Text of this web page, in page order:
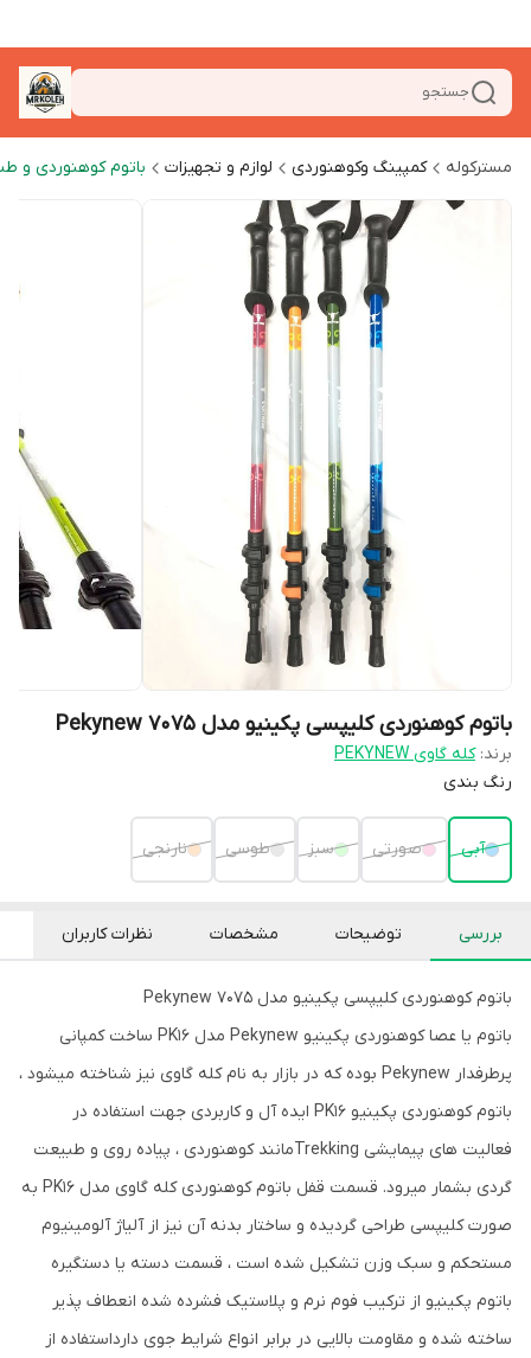
جستجو
مسترکوله کمپینگ وکوهنوردی لوازم و تجهیزات باتوم کوهنوردی و
باتوم کوهنوردی کلیپسی پکینیو مدل 7075 Pekynew
برند: کله گاوی PEKYNEW
رنگ بندی
آبی صورتی سبز طوسی نارنجی
بررسی توضیحات مشخصات نظرات کاربران
باتوم کوهنوردی کلیپسی پکینیو مدل 7075 Pekynew
باتوم یا عصا کوهنوردی پکینیو Pekynew مدل PK16 ساخت کمپانی
پرطرفدار Pekynew بوده که در بازار به نام کله گاوی نیز شناخته میشود ،
باتوم کوهنوردی پکینیو PK16 ایده آل و کاربردی جهت استفاده در
فعالیت های پیمایشی Trekkingمانند کوهنوردی ، پیاده روی و طبیعت
گردی بشمار میرود. قسمت قفل باتوم کوهنوردی کله گاوی مدل PK16 به
صورت کلیپسی طراحی گردیده و ساختار بدنه آن نیز از آلیاژ آلومینیوم
مستحکم و سبک وزن تشکیل شده است ، قسمت دسته یا دستگیره
باتوم پکینیو از ترکیب فوم نرم و پلاستیک فشرده شده انعطاف پذیر
ساخته شده و مقاومت بالایی در برابر انواع شرایط جوی دارداستفاده از